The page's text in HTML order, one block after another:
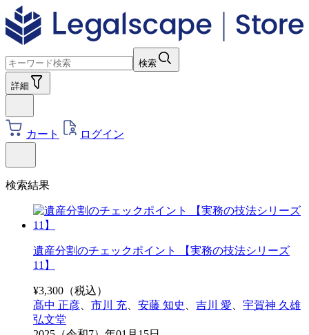
検索
詳細
カート ログイン
検索結果
遺産分割のチェックポイント 【実務の技法シリーズ
11】
¥3,300 （税込）
髙中 正彦
市川 充 安藤 知史 吉川 愛
宇賀神 久雄
弘文堂